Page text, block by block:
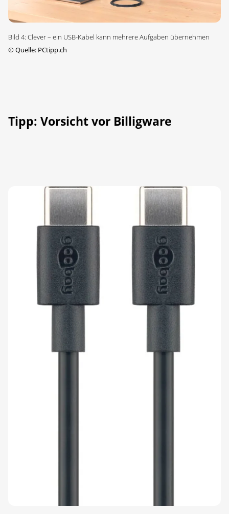
Bild 4: Clever – ein USB-Kabel kann mehrere Aufgaben übernehmen
©Quelle: PCtipp.ch
Tipp: Vorsicht vor Billigware